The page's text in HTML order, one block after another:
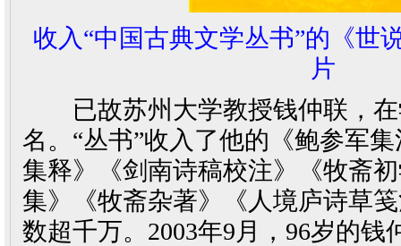
收入“中国古典文学丛书”的《世
片
已故苏州大学教授钱仲联，在
名。“丛书”收入了他的《鲍参军
集释》《剑南诗稿校注》《牧斋
集》《牧斋杂著》《人境庐诗草
数超千万。2003年9月，96岁的钱